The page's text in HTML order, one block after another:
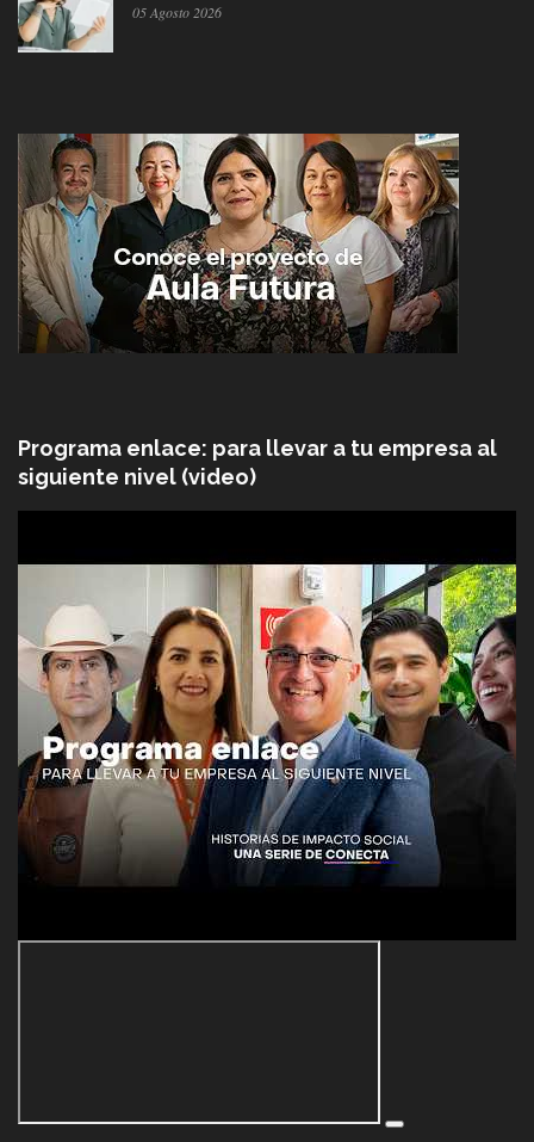
05 Agosto 2026
Programa enlace: para llevar a tu empresa al
siguiente nivel (video)